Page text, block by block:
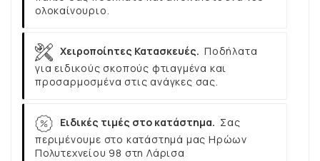
ολοκαίνουριο.
Χειροποίητες Κατασκευές. Ποδήλατα
για ειδικούς σκοπούς φτιαγμένα και
προσαρμοσμένα στις ανάγκες σας.
Ειδικές τιμές στο κατάστημα. Σας
περιμένουμε στο κατάστημά μας Ηρώων
Πολυτεχνείου 98 στη Λάρισα